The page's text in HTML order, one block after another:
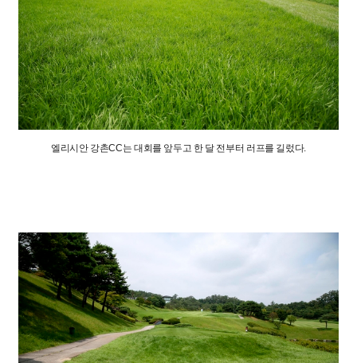
엘리시안 강촌CC는 대회를 앞두고 한 달 전부터 러프를 길렀다.